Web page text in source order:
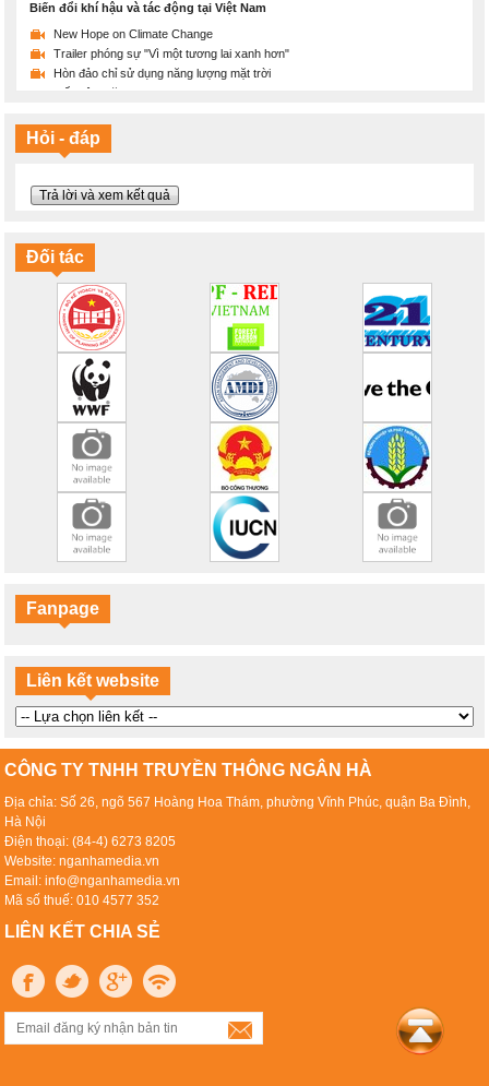
Biến đổi khí hậu và tác động tại Việt Nam
New Hope on Climate Change
Trailer phóng sự "Vì một tương lai xanh hơn"
Hòn đảo chỉ sử dụng năng lượng mặt trời
Ý thức bảo vệ môi trường là gì?
Thông điệp ý nghĩa và sáng tạo về bảo vệ Mẹ Thiên nhiên
Máy tập thể dục bảo vệ môi trường
Biến đổi khí hậu và một tương lai lạc quan
100% năng lượng tái tạo
Mục tiêu cho khí hậu và năng lượng của EU vào năm 2030
Hãy tiết kiệm năng lượng!
Bạn có hiểu đúng về biến đổi khí hậu?
Ngày Đại dương Thế giới 2016: Lời hứa với đại dương
Thế giới đại dương trên tranh vẽ
Hổ: Tôi không phải tấm thảm!
Những chú voi: Tôi không phải đồ rẻ tiền!
Sừng tê giác không phải thuốc chữa bệnh!
Chiến đấu với nạn săn bắn tê giác
NAMA hỗ trợ mục tiêu phát triển bền vững như thế nào?
Hỏi - đáp
Trả lời và xem kết quả
Đối tác
Fanpage
Liên kết website
CÔNG TY TNHH TRUYỀN THÔNG NGÂN HÀ
Địa chỉa: Số 26, ngõ 567 Hoàng Hoa Thám, phường Vĩnh Phúc, quận Ba Đình,
Hà Nội
Điện thoại: (84-4) 6273 8205
Website: nganhamedia.vn
Email: info@nganhamedia.vn
Mã số thuế: 010 4577 352
LIÊN KẾT CHIA SẺ